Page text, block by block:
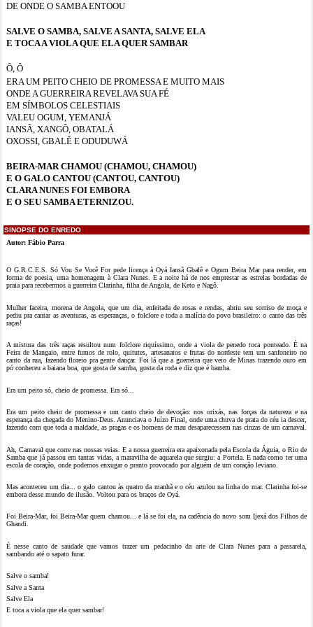
DE ONDE O SAMBA ENTOOU
SALVE O SAMBA, SALVE A SANTA, SALVE ELA
E TOCA A VIOLA QUE ELA QUER SAMBAR
Ô, Ô
ERA UM PEITO CHEIO DE PROMESSA E MUITO MAIS
ONDE A GUERREIRA REVELAVA SUA FÉ
EM SÍMBOLOS CELESTIAIS
VALEU OGUM, YEMANJÁ
IANSÃ, XANGÔ, OBATALÁ
OXOSSI, GBALÊ E ODUDUWÁ
BEIRA-MAR CHAMOU (CHAMOU, CHAMOU)
E O GALO CANTOU (CANTOU, CANTOU)
CLARA NUNES FOI EMBORA
E O SEU SAMBA ETERNIZOU.
SINOPSE DO ENREDO
Autor: Fábio Parra
O G.R.C.E.S. Só Vou Se Você For pede licença à Oyá Iansã Gbalê e Ogum Beira Mar para render, em
forma de poesia, uma homenagem à Clara Nunes. E a noite há de nos emprestar as estrelas bordadas de
praia para recebermos a guerreira Clarinha, filha de Angola, de Keto e Nagô.
Mulher faceira, morena de Angola, que um dia, enfeitada de rosas e rendas, abriu seu sorriso de moça e
pediu pra cantar as aventuras, as esperanças, o folclore e toda a malícia do povo brasileiro: o canto das três
raças!
A mistura das três raças resultou num folclore riquíssimo, onde a viola de penedo toca ponteado. É na
Feira de Mangaio, entre fumos de rolo, quitutes, artesanatos e frutas do nordeste tem um sanfoneiro no
canto da rua, fazendo floreio pra gente dançar. Foi lá que a guerreira que veio de Minas trazendo ouro em
pó conheceu a baiana boa, que gosta de samba, gosta da roda e diz que é bamba.
Era um peito só, cheio de promessa. Era só...
Era um peito cheio de promessa e um canto cheio de devoção: nos orixás, nas forças da natureza e na
esperança da chegada do Menino-Deus. Anunciava o Juízo Final, onde uma chuva de prata do céu ia descer,
fazendo com que toda a maldade, as pragas e os homens de mau desaparecessem nas cinzas de um carnaval.
Ah, Carnaval que corre nas nossas veias. E a nossa guerreira era apaixonada pela Escola da Águia, o Rio de
Samba que já passou em tantas vidas, a maravilha de aquarela que surgiu: a Portela. E nada como ter uma
escola de coração, onde podemos enxugar o pranto provocado por alguém de um coração leviano.
Mas aconteceu um dia... o galo cantou às quatro da manhã e o céu azulou na linha do mar. Clarinha foi-se
embora desse mundo de ilusão. Voltou para os braços de Oyá.
Foi Beira-Mar, foi Beira-Mar quem chamou... e lá se foi ela, na cadência do novo som Ijexá dos Filhos de
Ghandi.
É nesse canto de saudade que vamos trazer um pedacinho da arte de Clara Nunes para a passarela,
sambando até o sapato furar.
Salve o samba!
Salve a Santa
Salve Ela
E toca a viola que ela quer sambar!